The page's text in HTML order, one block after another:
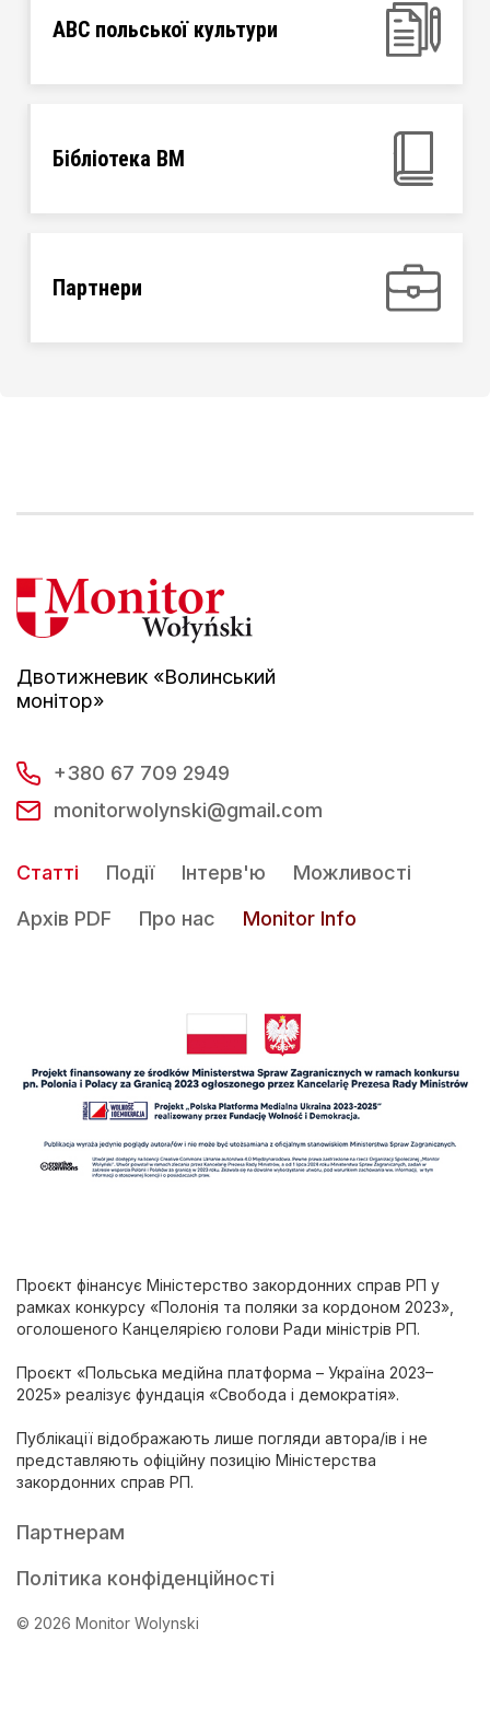
ABC польської культури
Бібліотека ВМ
Партнери
Двотижневик «Волинський
монітор»
+380 67 709 2949
monitorwolynski@gmail.com
Статті Події Інтерв'ю
Можливості
Архів PDF
Про нас Monitor Info
Проєкт фінансує Міністерство закордонних справ РП у
рамках конкурсу «Полонія та поляки за кордоном 2023»,
оголошеного Канцелярією голови Ради міністрів РП.
Проєкт «Польська медійна платформа – Україна 2023–
2025» реалізує фундація «Свобода і демократія».
Публікації відображають лише погляди автора/ів і не
представляють офіційну позицію Міністерства
закордонних справ РП.
Партнерам
Політика конфіденційності
© 2026 Monitor Wolynski